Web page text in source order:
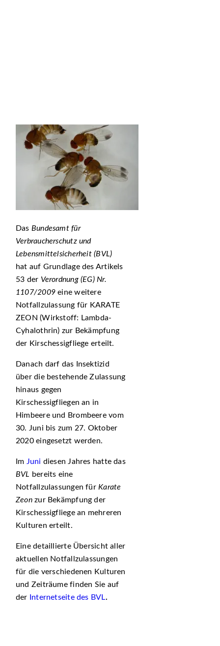
Das Bundesamt für
Verbraucherschutz und
Lebensmittelsicherheit (BVL)
hat auf Grundlage des Artikels
53 der Verordnung (EG) Nr.
1107/2009eine weitere
Notfallzulassung für KARATE
ZEON (Wirkstoff: Lambda-
Cyhalothrin) zur Bekämpfung
der Kirschessigfliege erteilt.
Danach darf das Insektizid
über die bestehende Zulassung
hinaus gegen
Kirschessigfliegen an in
Himbeere und Brombeere vom
30. Juni bis zum 27. Oktober
2020 eingesetzt werden.
Im Juni diesen Jahres hatte das
BVL bereits eine
Notfallzulassungen für Karate
Zeonzur Bekämpfung der
Kirschessigfliege an mehreren
Kulturen erteilt.
Eine detaillierte Übersicht aller
aktuellen Notfallzulassungen
für die verschiedenen Kulturen
und Zeiträume finden Sie auf
der
Internetseite des BVL.